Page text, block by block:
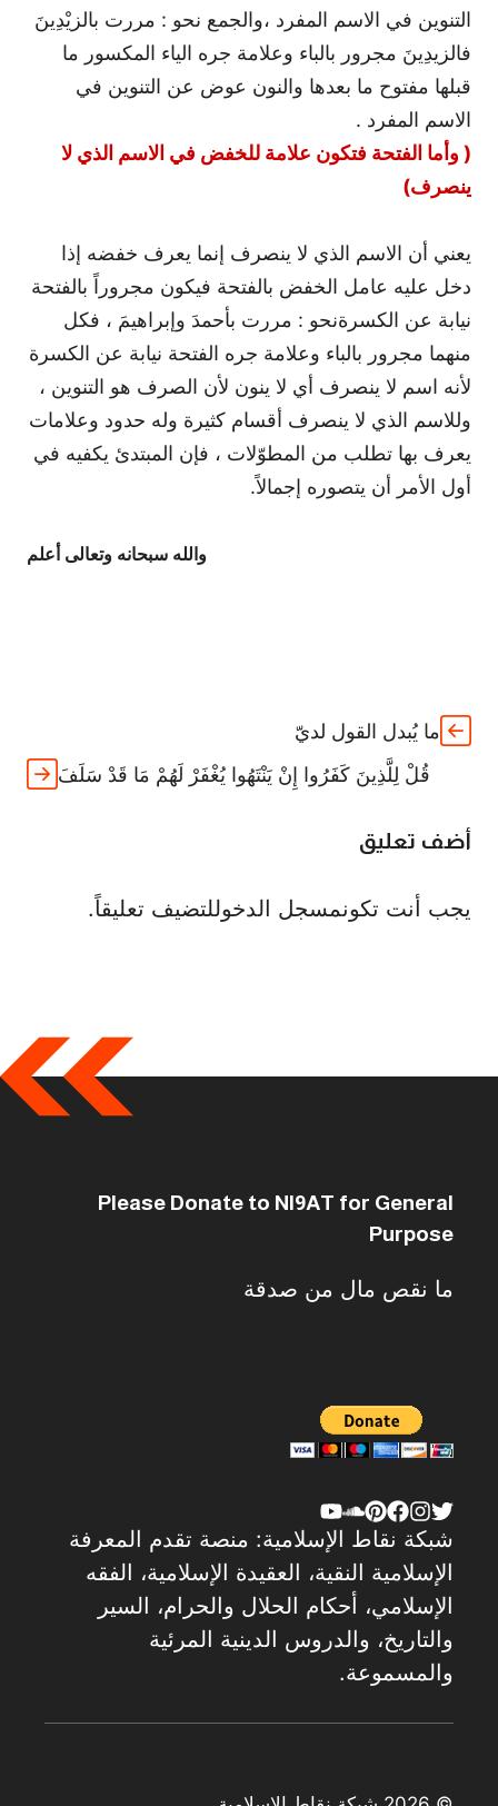
التنوين في الاسم المفرد ، والجمع نحو : مررت بالزيْدِينَ
فالزيدِينَ مجرور بالباء وعلامة جره الياء المكسور ما
قبلها مفتوح ما بعدها والنون عوض عن التنوين في
الاسم المفرد .
( وأما الفتحة فتكون علامة للخفض في الاسم الذي لا
ينصرف)
يعني أن الاسم الذي لا ينصرف إنما يعرف خفضه إذا
دخل عليه عامل الخفض بالفتحة فيكون مجروراً بالفتحة
نيابة عن الكسرة نحو : مررت بأحمدَ وإبراهيمَ ، فكل
منهما مجرور بالباء وعلامة جره الفتحة نيابة عن الكسرة
لأنه اسم لا ينصرف أي لا ينون لأن الصرف هو التنوين ،
وللاسم الذي لا ينصرف أقسام كثيرة وله حدود وعلامات
يعرف بها تطلب من المطوّلات ، فإن المبتدئ يكفيه في
أول الأمر أن يتصوره إجمالاً.
والله سبحانه وتعالى أعلم
ما يُبدل القول لديّ
قُلْ لِلَّذِينَ كَفَرُوا إِنْ يَنْتَهُوا يُغْفَرْ لَهُمْ مَا قَدْ سَلَفَ
أضف تعليق
يجب أنت تكونمسجل الدخوللتضيف تعليقاً.
Please Donate to NI9AT for General
Purpose
ما نقص مال من صدقة
شبكة نقاط الإسلامية: منصة تقدم المعرفة
الإسلامية النقية، العقيدة الإسلامية، الفقه
الإسلامي، أحكام الحلال والحرام، السير
والتاريخ، والدروس الدينية المرئية
والمسموعة.